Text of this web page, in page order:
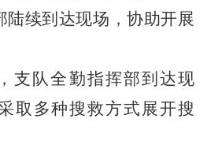
陆续到达现场，协助开展
支队全勤指挥部到达现
取多种搜救方式展开搜